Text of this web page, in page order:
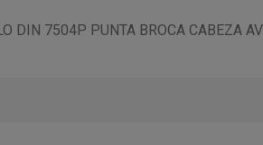
DIN 7504P PUNTA BROCA CABEZA